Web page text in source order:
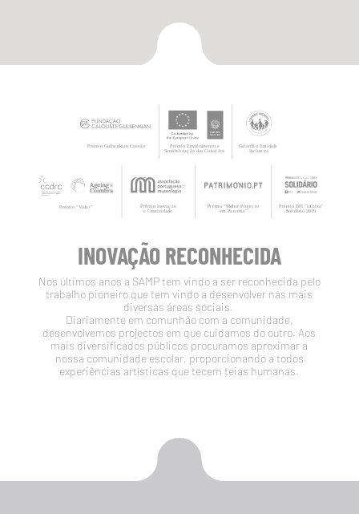
INOVAÇÃO RECONHECIDA
Nos últimos anos a SAMP tem vindo a ser reconhecida pelo
trabalho pioneiro que tem vindo a desenvolver nas mais
diversas áreas sociais.
Diariamente em comunhão com a comunidade,
desenvolvemos projectos em que cuidamos do outro. Aos
mais diversificados públicos procuramos aproximar a
nossa comunidade escolar, proporcionando a todos
experiências artísticas que tecem teias humanas.